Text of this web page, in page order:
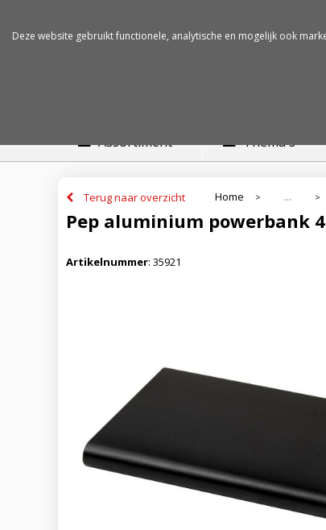
Assortiment Thema's
Terug naar overzicht Home > ... >
Pep aluminium powerbank
Artikelnummer: 35921
Deze website gebruikt functionele, analytische en mogelijk ook